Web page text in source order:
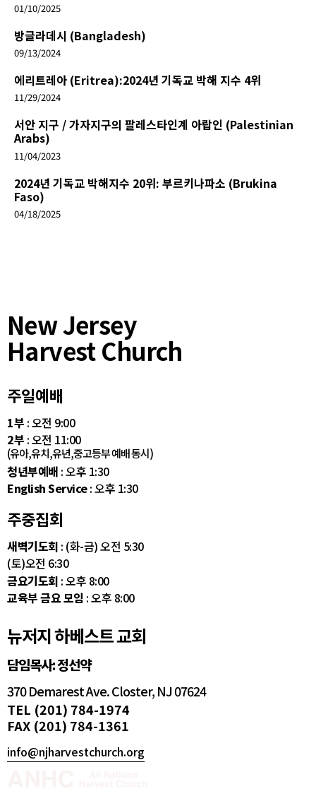
01/10/2025
방글라데시 (Bangladesh)
09/13/2024
에리트레아 (Eritrea):2024년 기독교 박해 지수 4위
11/29/2024
서안 지구 / 가자지구의 팔레스타인계 아랍인 (Palestinian
Arabs)
11/04/2023
2024년 기독교 박해지수 20위: 부르키나파소 (Brukina
Faso)
04/18/2025
New Jersey
Harvest Church
주일예배
1부 : 오전 9:00
2부 : 오전 11:00
(유아,유치,유년,중고등부 예배 동시)
청년부예배 : 오후 1:30
English Service: 오후 1:30
주중집회
새벽기도회 : (화-금) 오전 5:30
(토)오전 6:30
금요기도회 : 오후 8:00
교육부 금요 모임 : 오후 8:00
뉴저지 하베스트 교회
담임목사: 정선약
370 Demarest Ave. Closter, NJ 07624
TEL (201) 784-1974
FAX (201) 784-1361
info@njharvestchurch.org